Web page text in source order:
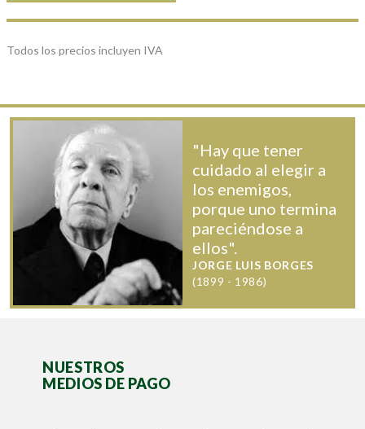
Todos los precios incluyen IVA
"Hay que tener
cuidado al elegir a
los enemigos,
porque uno termina
pareciéndose a
ellos".
JORGE LUIS BORGES
(1899 - 1986)
NUESTROS
MEDIOS DE PAGO